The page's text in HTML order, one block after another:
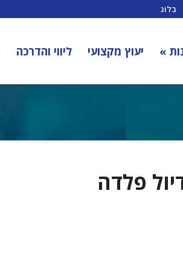
בלוג
» יעוץ מקצועי ליווי והדרכה
פלדה